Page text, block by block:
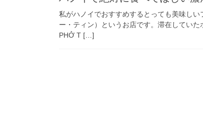
私がハノイでおすすめするとっても美味し
ー・ティン）というお店です。滞在してい
PHỞ T […]